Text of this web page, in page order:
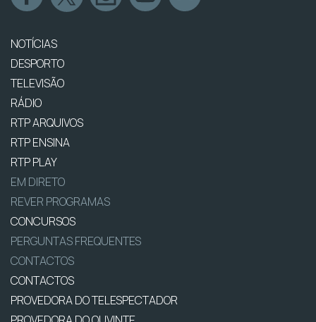
NOTÍCIAS
DESPORTO
TELEVISÃO
RÁDIO
RTP ARQUIVOS
RTP ENSINA
RTP PLAY
EM DIRETO
REVER PROGRAMAS
CONCURSOS
PERGUNTAS FREQUENTES
CONTACTOS
CONTACTOS
PROVEDORA DO TELESPECTADOR